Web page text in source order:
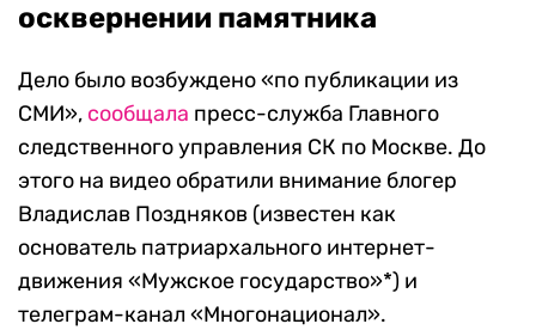
осквернении памятника
Дело было возбуждено «по публикации из
СМИ», сообщала пресс-служба Главного
следственного управления СК по Москве. До
этого на видео обратили внимание блогер
Владислав Поздняков (известен как
основатель патриархального интернет-
движения «Мужское государство»*) и
телеграм-канал «Многонационал».